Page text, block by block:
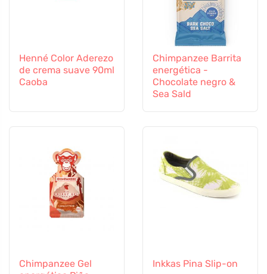
Henné Color Aderezo
de crema suave 90ml
Caoba
Chimpanzee Barrita
energética -
Chocolate negro &
Sea Sald
Chimpanzee Gel
Inkkas Pina Slip-on